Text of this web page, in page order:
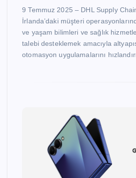
9 Temmuz 2025 – DHL Supply
İrlanda’daki müşteri
ve yaşam bilimleri ve sağlık
talebi desteklemek amacıyla
otomasyon uygulamalarını